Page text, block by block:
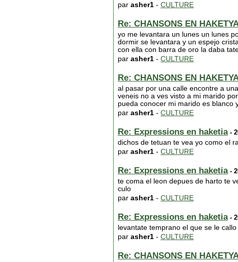
par asher1 - CULTURE
Re: CHANSONS EN
yo me levantara un lunes un lunes
dormir se levantara y un espejo
con ella con barra de oro la daba
par asher1 - CULTURE
Re: CHANSONS EN
al pasar por una calle encontre a
veneis no a ves visto a mi marido
pueda conocer mi marido es blanco
par asher1 - CULTURE
Re: Expressions en haketia-
dichos de tetuan te vea yo como el
par asher1 - CULTURE
Re: Expressions en haketia-
te coma el leon depues de harto te
culo
par asher1 - CULTURE
Re: Expressions en haketia-
levantate temprano el que se le
par asher1 - CULTURE
Re: CHANSONS EN